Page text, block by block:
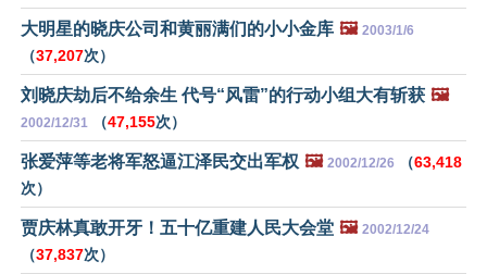
大明星的晓庆公司和黄丽满们的小小金库 🖼️ 2003/1/6
（37,207次）
刘晓庆劫后不给余生 代号“风雷”的行动小组大有斩获 🖼️
2002/12/31 （47,155次）
张爱萍等老将军怒逼江泽民交出军权 🖼️ 2002/12/26 （63,418
次）
贾庆林真敢开牙！五十亿重建人民大会堂 🖼️ 2002/12/24
（37,837次）